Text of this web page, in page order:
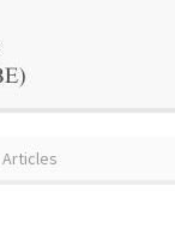
Articles